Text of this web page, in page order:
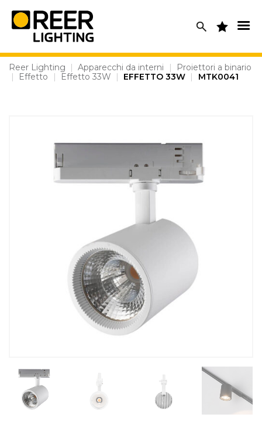
content
Reer Lighting | Apparecchi da interni |
Proiettori a binario
|
Effetto | Effetto 33W | EFFETTO 33W | MTK0041